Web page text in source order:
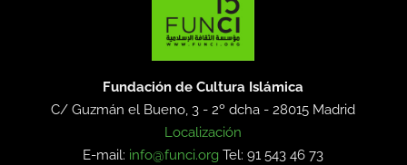
Fundación de Cultura Islámica
C/ Guzmán el Bueno, 3 - 2º dcha -28015 Madrid
Localización
E-mail: info@funci.org Tel: 91 543 46 73